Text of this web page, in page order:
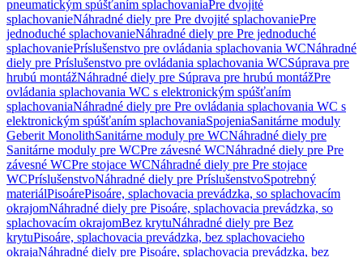
pneumatickým spúšťaním splachovaniaPre dvojité
splachovanieNáhradné diely pre Pre dvojité splachovaniePre
jednoduché splachovanieNáhradné diely pre Pre jednoduché
splachovaniePríslušenstvo pre ovládania splachovania WCNáhradné
diely pre Príslušenstvo pre ovládania splachovania WCSúprava pre
hrubú montážNáhradné diely pre Súprava pre hrubú montážPre
ovládania splachovania WC s elektronickým spúšťaním
splachovaniaNáhradné diely pre Pre ovládania splachovania WC s
elektronickým spúšťaním splachovaniaSpojeniaSanitárne moduly
Geberit MonolithSanitárne moduly pre WCNáhradné diely pre
Sanitárne moduly pre WCPre závesné WCNáhradné diely pre Pre
závesné WCPre stojace WCNáhradné diely pre Pre stojace
WCPríslušenstvoNáhradné diely pre PríslušenstvoSpotrebný
materiálPisoárePisoáre, splachovacia prevádzka, so splachovacím
okrajomNáhradné diely pre Pisoáre, splachovacia prevádzka, so
splachovacím okrajomBez krytuNáhradné diely pre Bez
krytuPisoáre, splachovacia prevádzka, bez splachovacieho
okrajaNáhradné diely pre Pisoáre, splachovacia prevádzka, bez